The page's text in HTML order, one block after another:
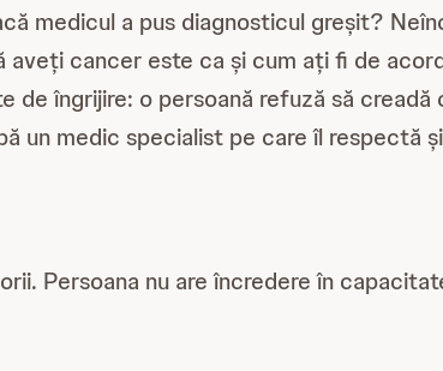
medicul a pus diagnosticul greșit?
cancer este ca și cum ați fi de
îngrijire: o persoană refuză să creadă
un medic specialist pe care îl respectă
Persoana nu are încredere în